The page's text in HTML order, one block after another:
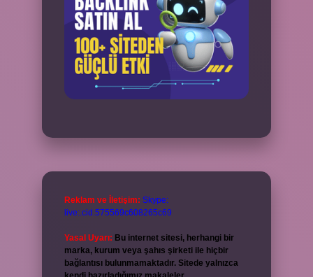
Reklam ve İletişim: Skype:
live:.cid.575569c608265c69
Yasal Uyarı: Bu internet sitesi, herhangi bir
marka, kurum veya şahıs şirketi ile hiçbir
bağlantısı bulunmamaktadır. Sitede yalnızca